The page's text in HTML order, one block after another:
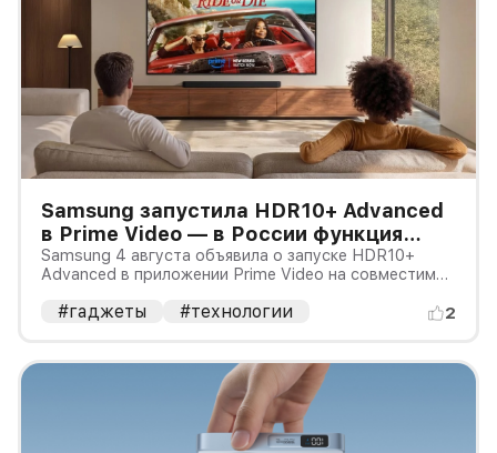
Samsung запустила HDR10+ Advanced
в Prime Video — в России функция
пока почти бесполезна
Samsung 4 августа объявила о запуске HDR10+
Advanced в приложении Prime Video на совместимых
#гаджеты #технологии 2